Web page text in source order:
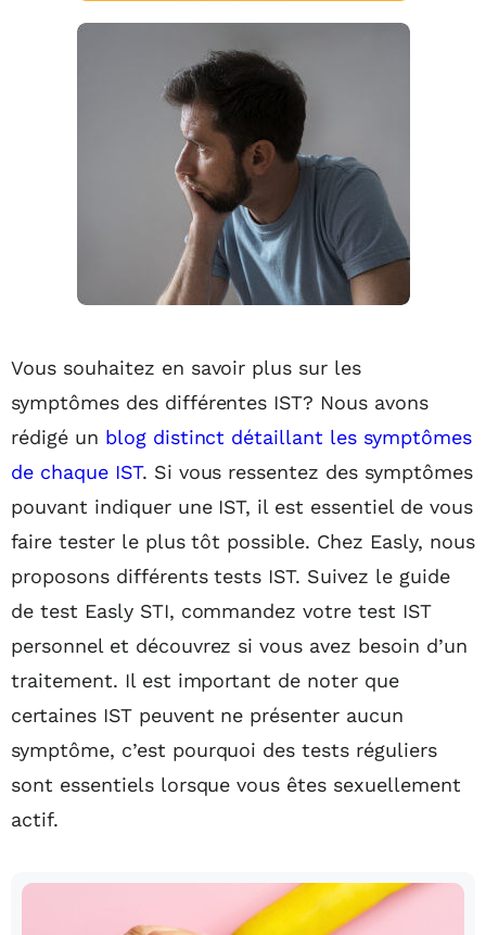
Vous souhaitez en savoir plus sur les
symptômes des différentes IST? Nous avons
rédigé un blog distinct détaillant les symptômes
de chaque IST. Si vous ressentez des symptômes
pouvant indiquer une IST, il est essentiel de vous
faire tester le plus tôt possible. Chez Easly, nous
proposons différents tests IST. Suivez le guide
de test Easly STI, commandez votre test IST
personnel et découvrez si vous avez besoin d’un
traitement. Il est important de noter que
certaines IST peuvent ne présenter aucun
symptôme, c’est pourquoi des tests réguliers
sont essentiels lorsque vous êtes sexuellement
actif.